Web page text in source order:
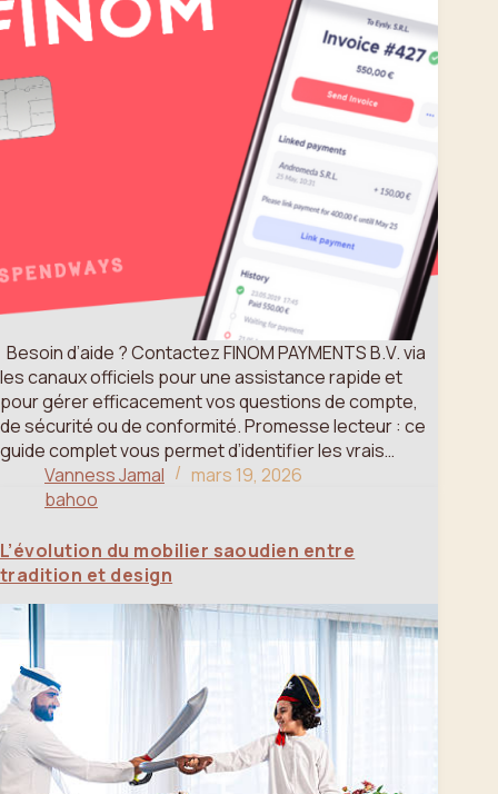
Besoin d’aide ? Contactez FINOM PAYMENTS B.V. via
les canaux officiels pour une assistance rapide et
pour gérer efficacement vos questions de compte,
de sécurité ou de conformité. Promesse lecteur : ce
guide complet vous permet d’identifier les vrais…
Vanness Jamal
mars 19, 2026
bahoo
L’évolution du mobilier saoudien entre
tradition et design